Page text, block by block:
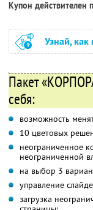
Купон действителен
Узнай, как
Пакет
себя:
возможность
10 цветовых
неограниченное
неограниченной
на выбор 3
управление
загрузка